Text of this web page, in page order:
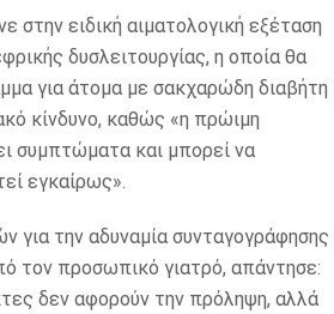
στην ειδική αιματολογική εξέταση
δυσλειτουργίας, η οποία θα
για άτομα με σακχαρώδη διαβήτη
κίνδυνο, καθώς «η πρώιμη
συμπτώματα και μπορεί να
εγκαίρως».
για την αδυναμία συνταγογράφησης
τον προσωπικό γιατρό, απάντησε:
δεν αφορούν την πρόληψη, αλλά